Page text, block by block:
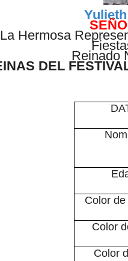
La Hermosa
Reinado
DEL
Color
Color
Color